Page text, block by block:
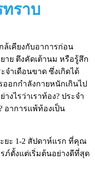
ราบ
ล้เคียงกับอาการก่อน
าย ตึงคัดเต้านม หรือรู้สึก
จำเดือนขาด ซึ่งเกิดได้
อกกำลังกายหนักเกินไป
ไรว่าเราท้อง? ประจำ
อาการแพ้ท้องเป็น
ะยะ 1-2 สัปดาห์แรก ที่คุณ
ภ์ตั้งแต่เริ่มต้นอย่างดีที่สุด